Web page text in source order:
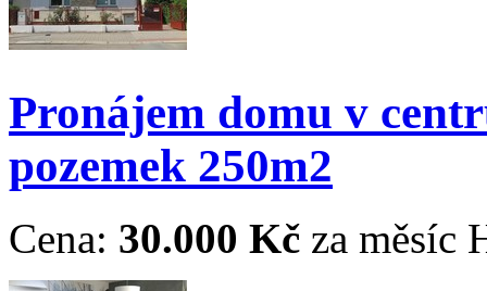
Pronájem domu v
pozemek 250m2
Cena: 30.000 Kč za měsíc